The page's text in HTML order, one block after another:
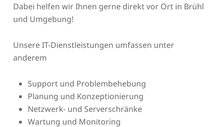
Dabei helfen wir Ihnen gerne direkt vor Ort in Brühl
und Umgebung!
Unsere IT-Dienstleistungen umfassen unter
anderem
Support und Problembehebung
Planung und Konzeptionierung
Netzwerk- und Serverschränke
Wartung und Monitoring